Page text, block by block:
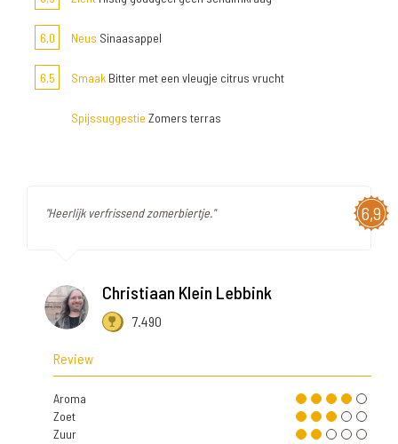
6,0 Neus Sinaasappel
6,5 Smaak Bitter met een vleugje citrus vrucht
Spijssuggestie Zomers terras
6,9
"Heerlijk verfrissend zomerbiertje."
Christiaan Klein Lebbink
7.490
Review
Aroma
Zoet
Zuur